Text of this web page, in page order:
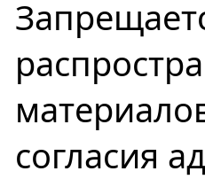
согласия